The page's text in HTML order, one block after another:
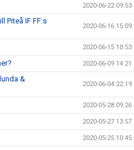
2020-06-22 09:53
Piteå IF FF:s
2020-06-16 15:09
2020-06-15 10:53
2020-06-09 14:21
&
2020-06-04 22:19
2020-05-28 09:26
2020-05-27 13:57
2020-05-25 10:45